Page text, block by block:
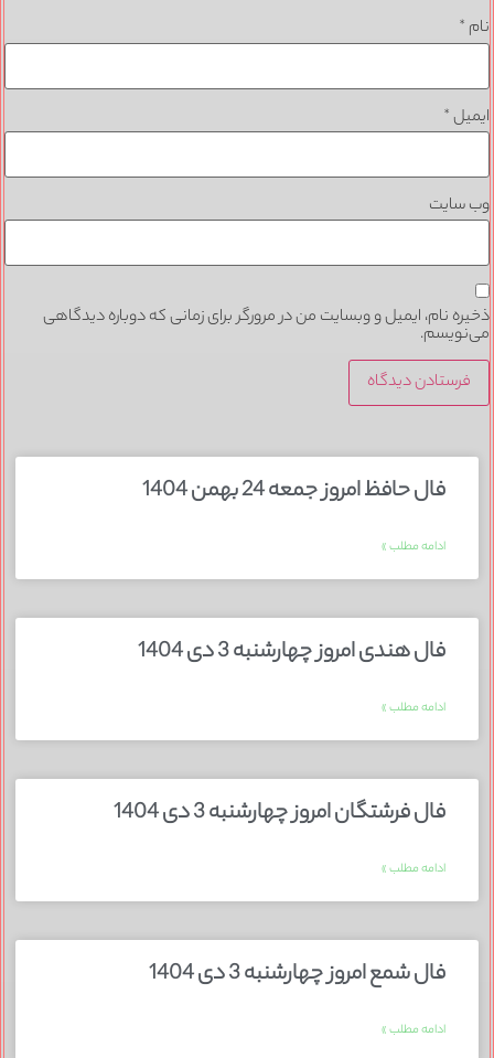
*
*
نام، ایمیل و وبسایت من در مرورگر برای زمانی که دوباره دیدگاهی
فال حافظ امروز جمعه 24 بهمن 1404
ادامه مطلب »
فال هندی امروز چهارشنبه 3 دی 1404
ادامه مطلب »
فال فرشتگان امروز چهارشنبه 3 دی 1404
ادامه مطلب »
فال شمع امروز چهارشنبه 3 دی 1404
ادامه مطلب »